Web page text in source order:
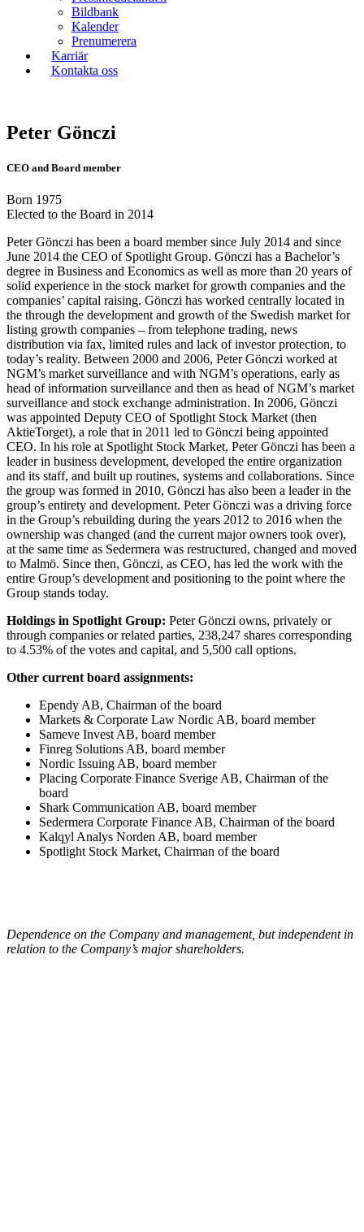
Bildbank
Kalender
Prenumerera
Karriär
Kontakta oss
Peter Gönczi
CEO and Board member
Born 1975
Elected to the Board in 2014
Peter Gönczi has been a board member since July 2014 and since
June 2014 the CEO of Spotlight Group. Gönczi has a Bachelor’s
degree in Business and Economics as well as more than 20 years of
solid experience in the stock market for growth companies and the
companies’ capital raising. Gönczi has worked centrally located in
the through the development and growth of the Swedish market for
listing growth companies – from telephone trading, news
distribution via fax, limited rules and lack of investor protection, to
today’s reality. Between 2000 and 2006, Peter Gönczi worked at
NGM’s market surveillance and with NGM’s operations, early as
head of information surveillance and then as head of NGM’s market
surveillance and stock exchange administration. In 2006, Gönczi
was appointed Deputy CEO of Spotlight Stock Market (then
AktieTorget), a role that in 2011 led to Gönczi being appointed
CEO. In his role at Spotlight Stock Market, Peter Gönczi has been a
leader in business development, developed the entire organization
and its staff, and built up routines, systems and collaborations. Since
the group was formed in 2010, Gönczi has also been a leader in the
group’s entirety and development. Peter Gönczi was a driving force
in the Group’s rebuilding during the years 2012 to 2016 when the
ownership was changed (and the current major owners took over),
at the same time as Sedermera was restructured, changed and moved
to Malmö. Since then, Gönczi, as CEO, has led the work with the
entire Group’s development and positioning to the point where the
Group stands today.
Holdings in Spotlight Group: Peter Gönczi owns, privately or
through companies or related parties, 238,247 shares corresponding
to 4.53% of the votes and capital, and 5,500 call options.
Other current board assignments:
Ependy AB, Chairman of the board
Markets & Corporate Law Nordic AB, board member
Sameve Invest AB, board member
Finreg Solutions AB, board member
Nordic Issuing AB, board member
Placing Corporate Finance Sverige AB, Chairman of the
board
Shark Communication AB, board member
Sedermera Corporate Finance AB, Chairman of the board
Kalqyl Analys Norden AB, board member
Spotlight Stock Market, Chairman of the board
Dependence on the Company and management, but independent in
relation to the Company’s major shareholders.